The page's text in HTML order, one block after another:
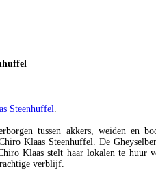
Steenhuffel
tussen akkers, weiden en
Klaas Steenhuffel. De
Klaas stelt haar lokalen te huur
verblijf.